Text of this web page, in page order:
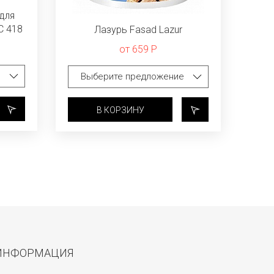
418
Лазурь Fasad Lazur
от 659 Р
В КОРЗИНУ